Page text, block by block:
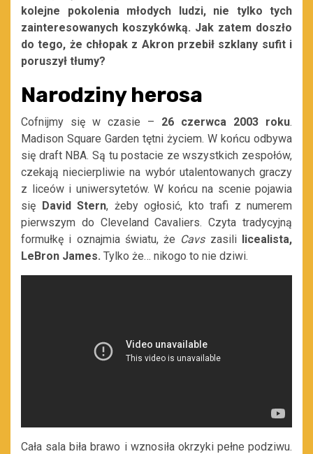
kolejne pokolenia młodych ludzi, nie tylko tych
zainteresowanych koszykówką. Jak zatem doszło
do tego, że chłopak z Akron przebił szklany sufit i
poruszył tłumy?
Narodziny herosa
Cofnijmy się w czasie – 26 czerwca 2003 roku.
Madison Square Garden tętni życiem. W końcu odbywa
się draft NBA. Są tu postacie ze wszystkich zespołów,
czekają niecierpliwie na wybór utalentowanych graczy
z liceów i uniwersytetów. W końcu na scenie pojawia
się
David Stern, żeby ogłosić, kto trafi z numerem
pierwszym do Cleveland Cavaliers. Czyta tradycyjną
formułkę i oznajmia światu, że Cavszasili
licealista,
LeBron James. Tylko że… nikogo to nie dziwi.
Cała sala biła brawo i wznosiła okrzyki pełne podziwu.